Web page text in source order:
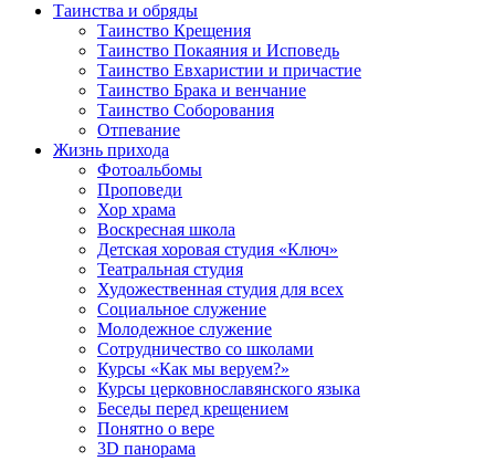
Таинства и обряды
Таинство Крещения
Таинство Покаяния и Исповедь
Таинство Евхаристии и причастие
Таинство Брака и венчание
Таинство Соборования
Отпевание
Жизнь прихода
Фотоальбомы
Проповеди
Хор храма
Воскресная школа
Детская хоровая студия «Ключ»
Театральная студия
Х​удожественная студия для всех
Социальное служение
Молодежное служение
Сотрудничество со школами
Курсы «Как мы веруем?»
Курсы церковнославянского языка
Беседы перед крещением
Понятно о вере
3D панорама